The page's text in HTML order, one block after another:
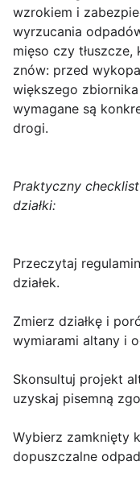
wzrokiem i
wyrzucania
mięso czy
znów: przed
większego
wymagane są
drogi.
Praktyczny
działki:
Przeczytaj
działek.
Zmierz działkę i
wymiarami altany i
Skonsultuj projekt
uzyskaj pisemną
Wybierz zamknięty
dopuszczalne